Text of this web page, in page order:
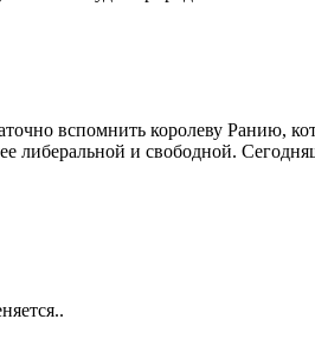
вспомнить королеву Ранию,
и свободной.